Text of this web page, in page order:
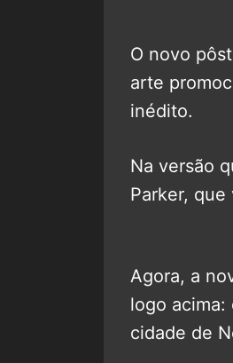
O novo
arte
inédito.
Na versão
Parker,
Agora, a
logo acima:
cidade de